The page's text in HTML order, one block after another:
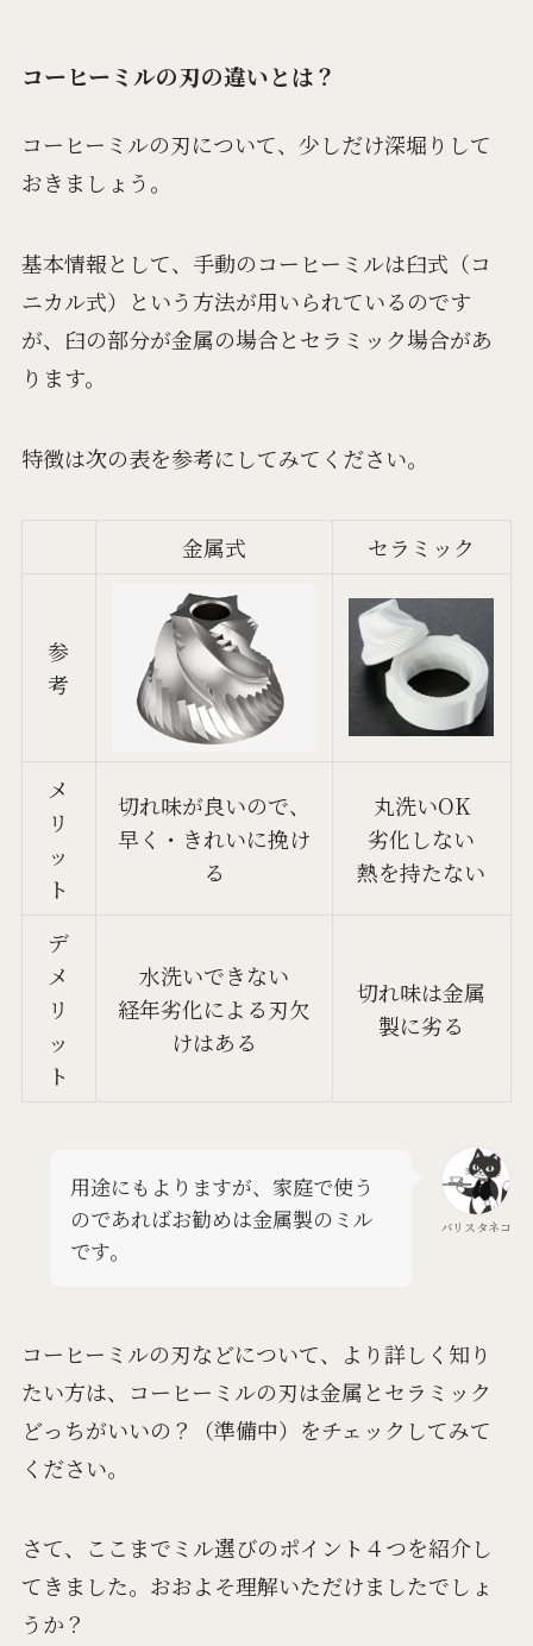
コーヒーミルの刃の違いとは？
コーヒーミルの刃について、少しだけ深堀りして
おきましょう。
基本情報として、手動のコーヒーミルは臼式（コ
ニカル式）という方法が用いられているのです
が、臼の部分が金属の場合とセラミック場合があ
ります。
特徴は次の表を参考にしてみてください。
金属式 セラミック
参
考
メ
リ
ッ
ト
切れ味が良いので、
早く・きれいに挽け
る
丸洗いOK
劣化しない
熱を持たない
デ
メ
リ
ッ
ト
水洗いできない
経年劣化による刃欠
けはある
切れ味は金属
製に劣る
バリスタネコ
用途にもよりますが、家庭で使う
のであればお勧めは金属製のミル
です。
コーヒーミルの刃などについて、より詳しく知り
たい方は、コーヒーミルの刃は金属とセラミック
どっちがいいの？（準備中）をチェックしてみて
ください。
さて、ここまでミル選びのポイント４つを紹介し
てきました。おおよそ理解いただけましたでしょ
うか？